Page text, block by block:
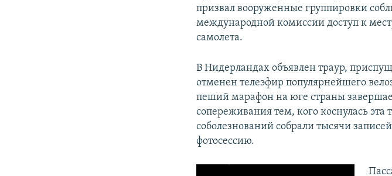
призвал вооруженные группировки
международной комиссии доступ к
самолета.
В Нидерландах объявлен траур,
отменен телеэфир популярнейшего
пеший марафон на юге страны
сопереживания тем, кого коснулась
соболезнований собрали тысячи
фотосессию.